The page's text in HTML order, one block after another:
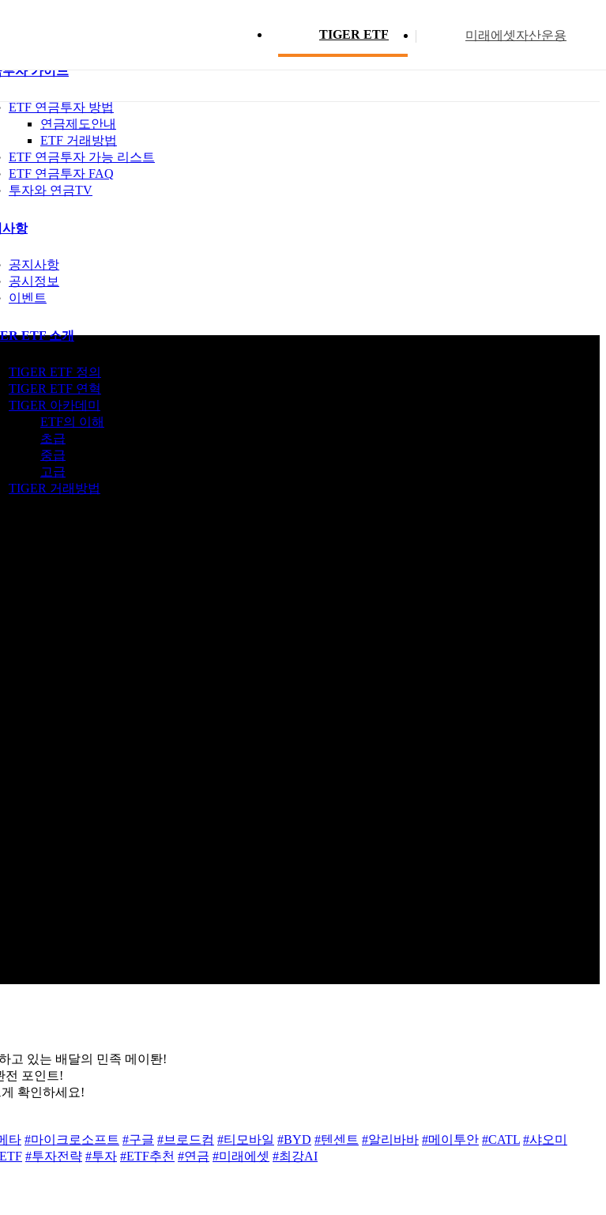
TIGER ETF 미래에셋자산운용
투자 가이드
ETF 연금투자 방법
연금제도안내
ETF 거래방법
ETF 연금투자 가능 리스트
ETF 연금투자 FAQ
투자와 연금TV
사항
공지사항
공시정보
이벤트
ETF 소개
TIGER ETF 정의
TIGER ETF 연혁
TIGER 아카데미
ETF의 이해
초급
중급
고급
TIGER 거래방법
ETF 분배금 현황
고 있는 배달의 민족 메이퇀!
전 포인트!
확인하세요!
타 #마이크로소프트 #구글 #브로드컴 #티모바일 #BYD #텐센트 #알리바바 #메이투안 #CATL #샤오미
#투자전략 #투자 #ETF추천 #연금 #미래에셋 #최강AI